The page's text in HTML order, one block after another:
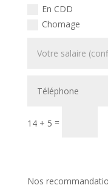
En CDD
Chomage
14 + 5 =
Nos